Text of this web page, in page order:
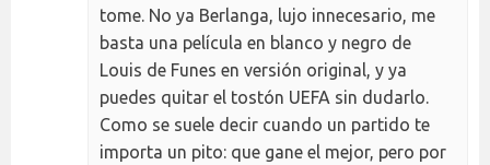
tome. No ya Berlanga, lujo innecesario, me
basta una película en blanco y negro de
Louis de Funes en versión original, y ya
puedes quitar el tostón UEFA sin dudarlo.
Como se suele decir cuando un partido te
importa un pito: que gane el mejor, pero por